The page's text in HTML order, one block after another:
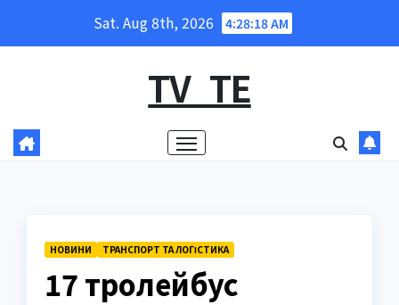
Sat. Aug 8th, 2026 4:28:19 AM
TV_TE
НОВИНИ ТРАНСПОРТ ТА ЛОГІСТИКА
17 тролейбус